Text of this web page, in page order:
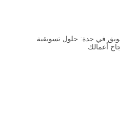
في جدة: حلول تسويقية
أعمالك